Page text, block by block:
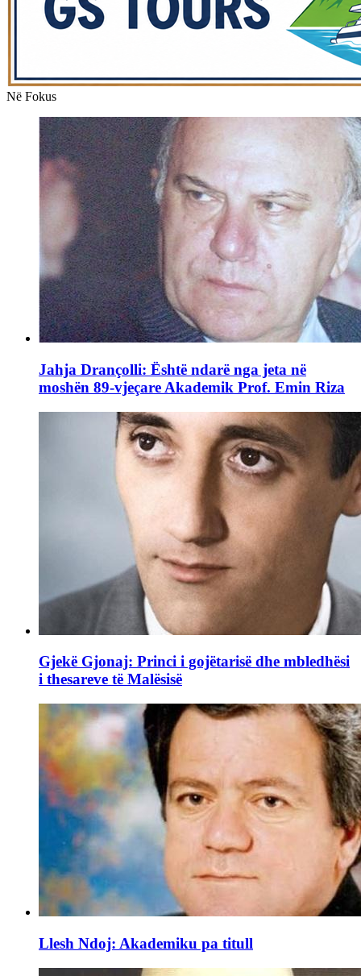
Në Fokus
Jahja Drançolli: Është ndarë nga jeta në
moshën 89-vjeçare Akademik Prof. Emin Riza
Gjekë Gjonaj: Princi i gojëtarisë dhe mbledhësi
i thesareve të Malësisë
Llesh Ndoj: Akademiku pa titull